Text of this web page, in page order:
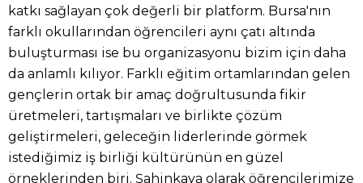
katkı sağlayan çok değerli bir platform. Bursa'nın
farklı okullarından öğrencileri aynı çatı altında
buluşturması ise bu organizasyonu bizim için daha
da anlamlı kılıyor. Farklı eğitim ortamlarından gelen
gençlerin ortak bir amaç doğrultusunda fikir
üretmeleri, tartışmaları ve birlikte çözüm
geliştirmeleri, geleceğin liderlerinde görmek
istediğimiz iş birliği kültürünün en güzel
örneklerinden biri. Şahinkaya olarak öğrencilerimize